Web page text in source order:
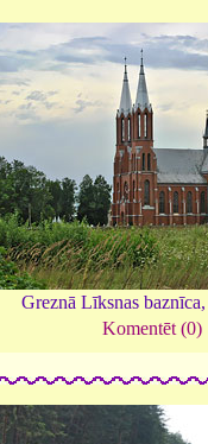
Greznā Līksnas
Komentēt (0)